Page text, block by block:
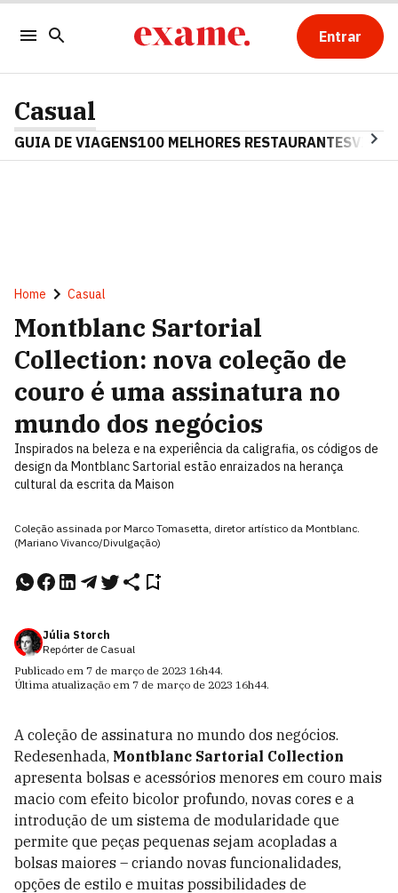
Entrar
Casual
GUIA DE VIAGENS100 MELHORES RESTAURANTES
Home Casual
Montblanc Sartorial
Collection: nova coleção de
couro é uma assinatura no
mundo dos negócios
Inspirados na beleza e na experiência da caligrafia, os códigos de
design da Montblanc Sartorial estão enraizados na herança
cultural da escrita da Maison
Coleção assinada por Marco Tomasetta, diretor artístico da Montblanc.
(Mariano Vivanco/Divulgação)
Júlia Storch
Repórter de Casual
Publicado em 7 de março de 2023 16h44.
Última atualização em 7 de março de 2023 16h44.
A coleção de assinatura no mundo dos negócios.
Redesenhada, Montblanc Sartorial Collection
apresenta bolsas e acessórios menores em couro mais
macio com efeito bicolor profundo, novas cores e a
introdução de um sistema de modularidade que
permite que peças pequenas sejam acopladas a
bolsas maiores – criando novas funcionalidades,
opções de estilo e muitas possibilidades de